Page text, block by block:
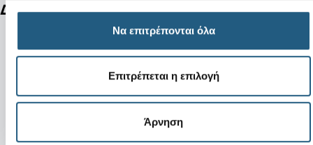
Να επιτρέπονται όλα
Επιτρέπεται η επιλογή
Άρνηση
Δείτε ακόμη